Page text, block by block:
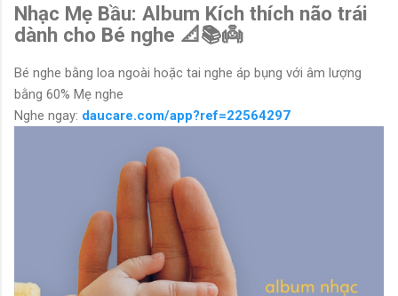
Nhạc Mẹ Bầu: Album Kích thích não trái
dành cho Bé nghe 📐📚👼
Bé nghe bằng loa ngoài hoặc tai nghe áp bụng với âm lượng
bằng 60% Mẹ nghe
Nghe ngay: daucare.com/app?ref=22564297